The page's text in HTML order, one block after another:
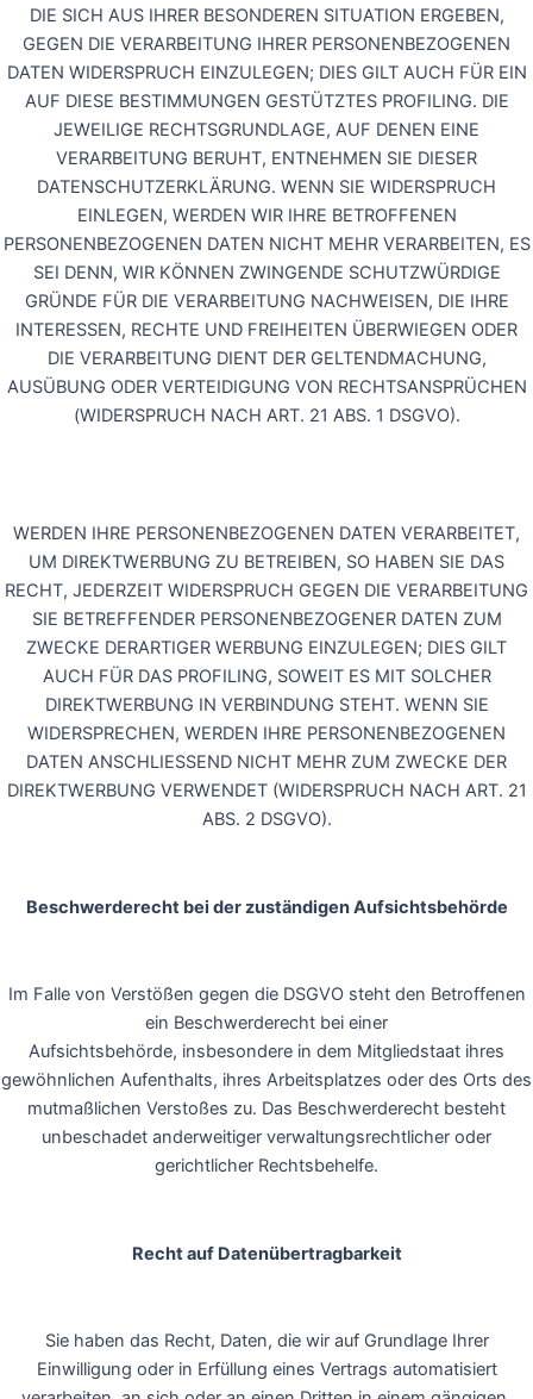
DIE SICH AUS IHRER BESONDEREN SITUATION ERGEBEN,
GEGEN DIE VERARBEITUNG IHRER PERSONENBEZOGENEN
DATEN WIDERSPRUCH EINZULEGEN; DIES GILT AUCH FÜR EIN
AUF DIESE BESTIMMUNGEN GESTÜTZTES PROFILING. DIE
JEWEILIGE RECHTSGRUNDLAGE, AUF DENEN EINE
VERARBEITUNG BERUHT, ENTNEHMEN SIE DIESER
DATENSCHUTZERKLÄRUNG. WENN SIE WIDERSPRUCH
EINLEGEN, WERDEN WIR IHRE BETROFFENEN
PERSONENBEZOGENEN DATEN NICHT MEHR VERARBEITEN, ES
SEI DENN, WIR KÖNNEN ZWINGENDE SCHUTZWÜRDIGE
GRÜNDE FÜR DIE VERARBEITUNG NACHWEISEN, DIE IHRE
INTERESSEN, RECHTE UND FREIHEITEN ÜBERWIEGEN ODER
DIE VERARBEITUNG DIENT DER GELTENDMACHUNG,
AUSÜBUNG ODER VERTEIDIGUNG VON RECHTSANSPRÜCHEN
(WIDERSPRUCH NACH ART. 21 ABS. 1 DSGVO).
WERDEN IHRE PERSONENBEZOGENEN DATEN VERARBEITET,
UM DIREKTWERBUNG ZU BETREIBEN, SO HABEN SIE DAS
RECHT, JEDERZEIT WIDERSPRUCH GEGEN DIE VERARBEITUNG
SIE BETREFFENDER PERSONENBEZOGENER DATEN ZUM
ZWECKE DERARTIGER WERBUNG EINZULEGEN; DIES GILT
AUCH FÜR DAS PROFILING, SOWEIT ES MIT SOLCHER
DIREKTWERBUNG IN VERBINDUNG STEHT. WENN SIE
WIDERSPRECHEN, WERDEN IHRE PERSONENBEZOGENEN
DATEN ANSCHLIESSEND NICHT MEHR ZUM ZWECKE DER
DIREKTWERBUNG VERWENDET (WIDERSPRUCH NACH ART. 21
ABS. 2 DSGVO).
Beschwerderecht bei der zuständigen Aufsichtsbehörde
Im Falle von Verstößen gegen die DSGVO steht den Betroffenen
ein Beschwerderecht bei einer
Aufsichtsbehörde, insbesondere in dem Mitgliedstaat ihres
gewöhnlichen Aufenthalts, ihres Arbeitsplatzes oder des Orts des
mutmaßlichen Verstoßes zu. Das Beschwerderecht besteht
unbeschadet anderweitiger verwaltungsrechtlicher oder
gerichtlicher Rechtsbehelfe.
Recht auf Datenübertragbarkeit
Sie haben das Recht, Daten, die wir auf Grundlage Ihrer
Einwilligung oder in Erfüllung eines Vertrags automatisiert